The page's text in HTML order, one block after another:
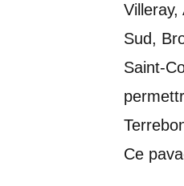
Sud,
Saint-
Ce